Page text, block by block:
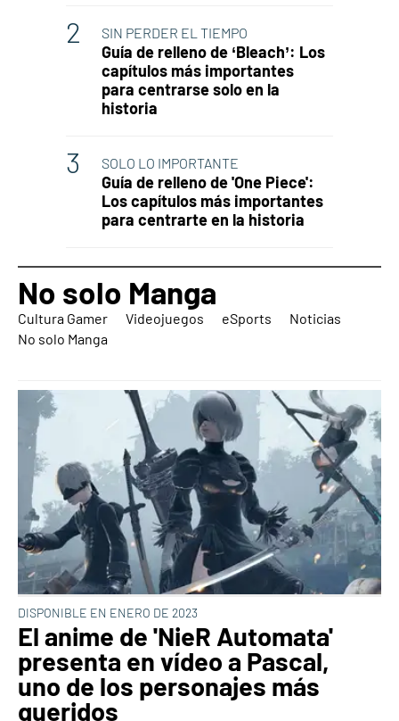
SIN PERDER EL TIEMPO
Guía de relleno de ‘Bleach’: Los
capítulos más importantes
para centrarse solo en la
historia
SOLO LO IMPORTANTE
Guía de relleno de 'One Piece':
Los capítulos más importantes
para centrarte en la historia
No solo Manga
Cultura Gamer Videojuegos eSports
Noticias
No solo Manga
DISPONIBLE EN ENERO DE 2023
El anime de 'NieR Automata'
presenta en vídeo a Pascal,
uno de los personajes más
queridos